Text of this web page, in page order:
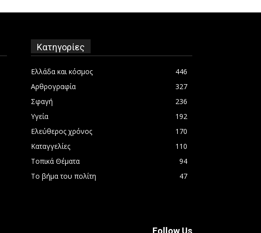
Κατηγορίες
Ελλάδα και κόσμος
446
Αρθρογραφία
327
Σφαγή
236
Υγεία
192
Ελεύθερος χρόνος
170
Καταγγελίες
110
Τοπικά Θέματα
94
Το βήμα του πολίτη
47
Follow Us